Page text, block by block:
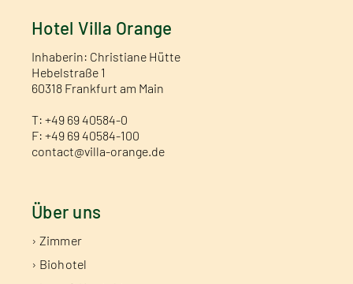
Hotel Villa Orange
Inhaberin: Christiane Hütte
Hebelstraße 1
60318 Frankfurt am Main
T: +49 69 40584-0
F: +49 69 40584-100
contact@villa-orange.de
Über uns
› Zimmer
› Biohotel